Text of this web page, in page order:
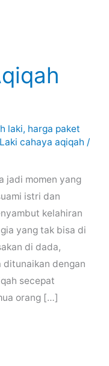
laki, harga paket
cahaya aqiqah /
jadi momen yang
istri dan
kelahiran
yang tak bisa di
di dada,
ditunaikan dengan
secepat
orang […]